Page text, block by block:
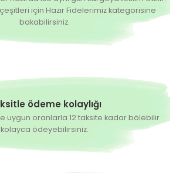
için Hazır Fidelerimiz kategorisine
bakabilirsiniz.
ödeme kolaylığı
uygun oranlarla 12 taksite kadar bölebilir
kolayca ödeyebilirsiniz.